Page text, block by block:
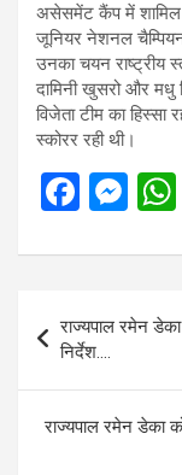
असेसमेंट कैंप में शामिल
जूनियर नेशनल
उनका चयन राष्ट्रीय
दामिनी खुसरो और मधु
विजेता टीम का हिस्सा
स्कोरर रही थी।
F
ce
o
o
k
M
se
n
g
er
navigation
राज्यपाल रमेन
निर्देश….
राज्यपाल रमेन डेका